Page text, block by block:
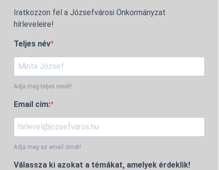
Iratkozzon fel a Józsefvárosi Önkormányzat
hírleveleire!
Teljes név
Adja meg teljes nevét!
Email cím:
Adja meg az email címét!
Válassza ki azokat a témákat, amelyek érdeklik!